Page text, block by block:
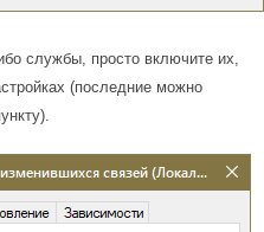
службы, просто включите их,
(последние можно